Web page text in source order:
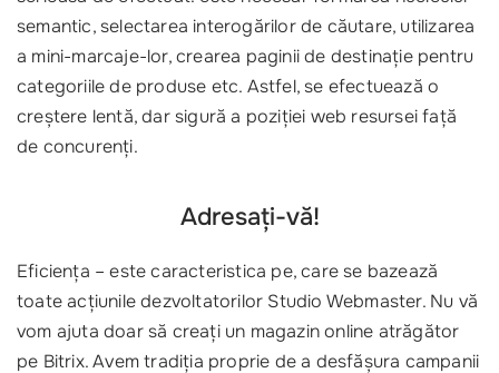
semantic, selectarea interogărilor de căutare, utilizarea
a mini-marcaje-lor, crearea paginii de destinație pentru
categoriile de produse etc. Astfel, se efectuează o
creștere lentă, dar sigură a poziției web resursei față
de concurenți.
Adresați-vă!
Eficiența – este caracteristica pe, care se bazează
toate acțiunile dezvoltatorilor Studio Webmaster. Nu vă
vom ajuta doar să creați un magazin online atrăgător
pe Bitrix. Avem tradiția proprie de a desfășura campanii